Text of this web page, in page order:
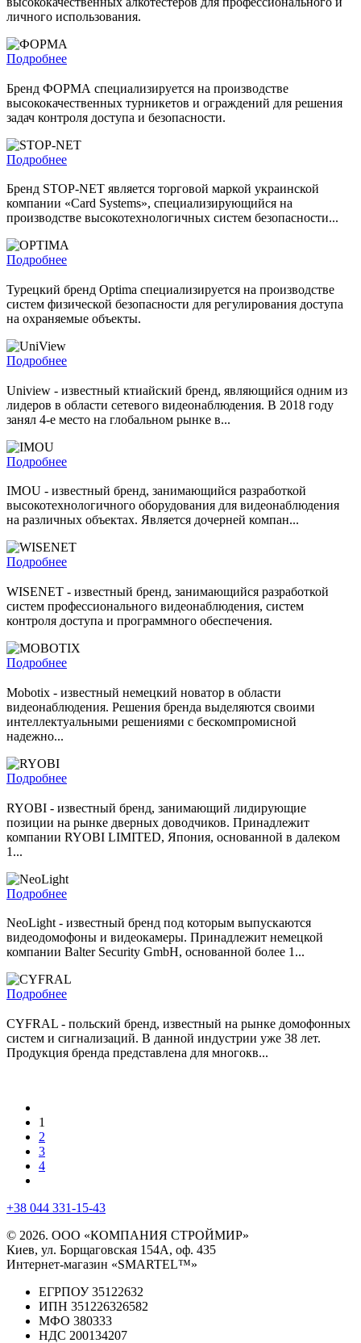
личного использования.
Подробнее
Бренд ФОРМА специализируется на производстве
высококачественных турникетов и ограждений для решения
задач контроля доступа и безопасности.
Подробнее
Бренд STOP-NET является торговой маркой украинской
компании «Сard Systems», специализирующийся на
производстве высокотехнологичных систем безопасности...
Подробнее
Турецкий бренд Optima специализируется на производстве
систем физической безопасности для регулирования доступа
на охраняемые объекты.
Подробнее
Uniview - известный ктиайский бренд, являющийся одним из
лидеров в области сетевого видеонаблюдения. В 2018 году
занял 4-е место на глобальном рынке в...
Подробнее
IMOU - известный бренд, занимающийся разработкой
высокотехнологичного оборудования для видеонаблюдения
на различных объектах. Является дочерней компан...
Подробнее
WISENET - известный бренд, занимающийся разработкой
систем профессионального видеонаблюдения, систем
контроля доступа и программного обеспечения.
Подробнее
Mobotix - известный немецкий новатор в области
видеонаблюдения. Решения бренда выделяются своими
интеллектуальными решениями с бескомпромисной
надежно...
Подробнее
RYOBI - известный бренд, занимающий лидирующие
позиции на рынке дверных доводчиков. Принадлежит
компании RYOBI LIMITED, Япония, основанной в далеком
1...
Подробнее
NeoLight - известный бренд под которым выпускаются
видеодомофоны и видеокамеры. Принадлежит немецкой
компании Balter Security GmbH, основанной более 1...
Подробнее
CYFRAL - польский бренд, известный на рынке домофонных
систем и сигнализаций. В данной индустрии уже 38 лет.
Продукция бренда представлена для многокв...
1
2
3
4
+38 044 331-15-43
© 2026. ООО «КОМПАНИЯ СТРОЙМИР»
Киев, ул. Борщаговская 154А, оф. 435
Интернет-магазин «SMARTEL™»
ЕГРПОУ 35122632
ИПН 351226326582
МФО 380333
НДС 200134207